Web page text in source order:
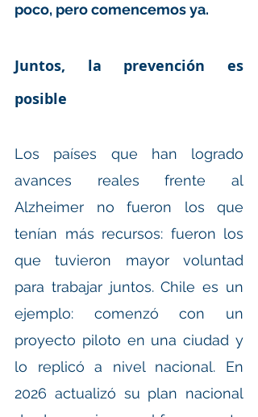
poco, pero comencemos ya.
Juntos, la prevención es
posible
Los países que han logrado
avances reales frente al
Alzheimer no fueron los que
tenían más recursos: fueron los
que tuvieron mayor voluntad
para trabajar juntos. Chile es un
ejemplo: comenzó con un
proyecto piloto en una ciudad y
lo replicó a nivel nacional. En
2026 actualizó su plan nacional